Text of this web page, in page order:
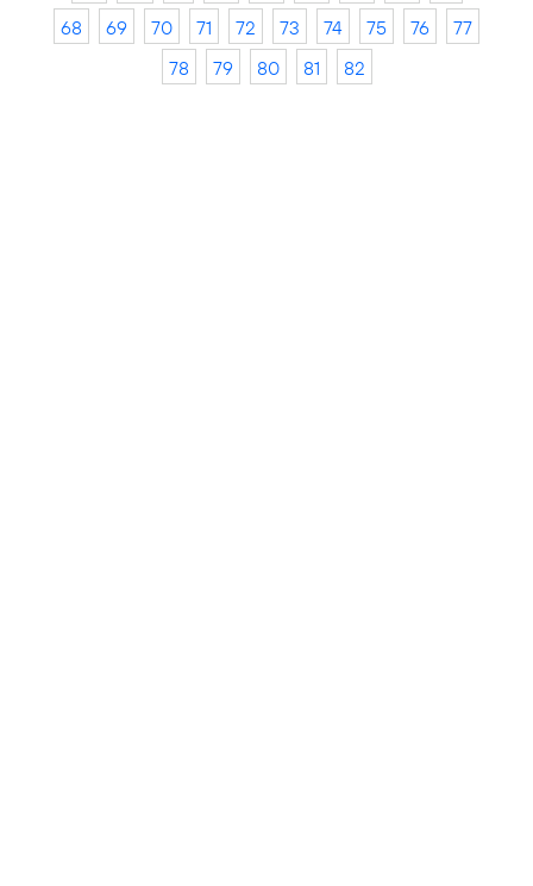
68
69 70 71 72 73 74 75 76
77
78
79 80 81 82